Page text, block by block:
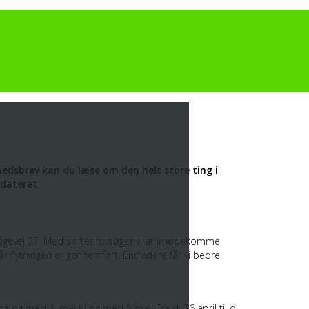
kan du læse om den helt store ting i
27. Med skiftet forsøger vi at imødekomme
er gennemført. Endvidere får vi bedre